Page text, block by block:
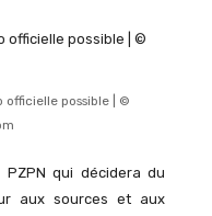
officielle possible | ©
qui décidera du
aux sources et aux